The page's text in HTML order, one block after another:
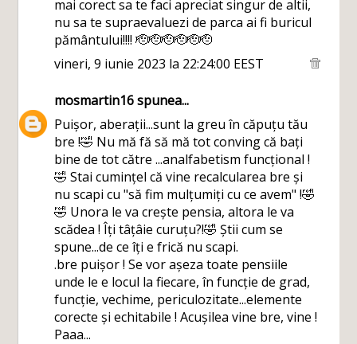
mai corect sa te faci apreciat singur de altii,
nu sa te supraevaluezi de parca ai fi buricul
pământului!!!! 🫡🫡🫡🫡🫡🫡
vineri, 9 iunie 2023 la 22:24:00 EEST
mosmartin16spunea...
Puișor, aberații...sunt la greu în căpuțu tău
bre !🤣 Nu mă fă să mă tot conving că bați
bine de tot către ...analfabetism funcțional !
🤣 Stai cumințel că vine recalcularea bre și
nu scapi cu "să fim mulțumiți cu ce avem" !🤣
🤣 Unora le va crește pensia, altora le va
scădea ! Îți tâțâie curuțu?!🤣 Știi cum se
spune...de ce îți e frică nu scapi.
.bre puișor ! Se vor așeza toate pensiile
unde le e locul la fiecare, în funcție de grad,
funcție, vechime, periculozitate...elemente
corecte și echitabile ! Acușilea vine bre, vine !
Paaa...